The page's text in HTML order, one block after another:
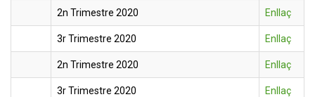
2n Trimestre 2020 Enllaç
3r Trimestre 2020 Enllaç
2n Trimestre 2020 Enllaç
3r Trimestre 2020 Enllaç